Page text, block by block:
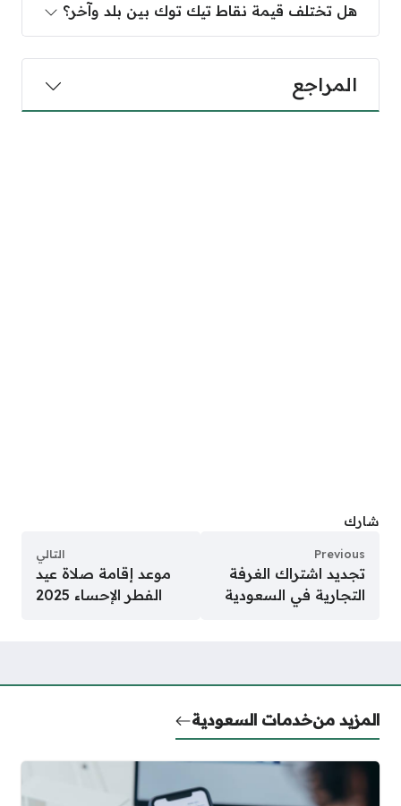
هل تختلف قيمة نقاط تيك توك بين بلد وآخر؟
المراجع
شارك
Previous
تجديد اشتراك الغرفة
التجارية في السعودية
التالي
موعد إقامة صلاة عيد
الفطر الإحساء 2025
المزيد منخدمات السعودية